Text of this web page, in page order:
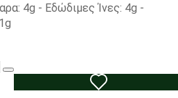
4g - Εδώδιμες Ίνες: 4g -